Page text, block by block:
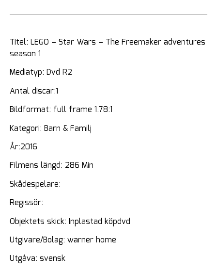
Titel: LEGO – Star Wars – The Freemaker adventures
season 1
Mediatyp: Dvd R2
Antal discar:1
Bildformat: full frame 1.78:1
Kategori: Barn & Familj
År:2016
Filmens längd: 286 Min
Skådespelare:
Regissör:
Objektets skick: Inplastad köpdvd
Utgivare/Bolag: warner home
Utgåva: svensk